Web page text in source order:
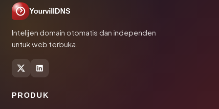
YourvillDNS
Intelijen domain otomatis dan independen
untuk web terbuka.
PRODUK